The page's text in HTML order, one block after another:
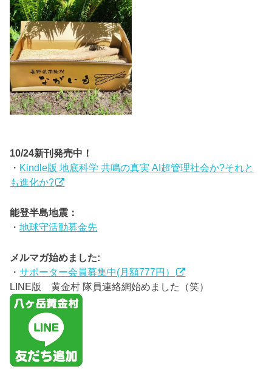
10/24新刊発売中！
・ Kindle版 地底科学 共鳴の真実 AI超管理社会か?それと
も進化か?
能登半島地震：
・地球守活動募金先
メルマガ始めました:
・サポーター会員募集中(月額777円）
LINE版 黄金村 隊員連絡網始めました（笑）